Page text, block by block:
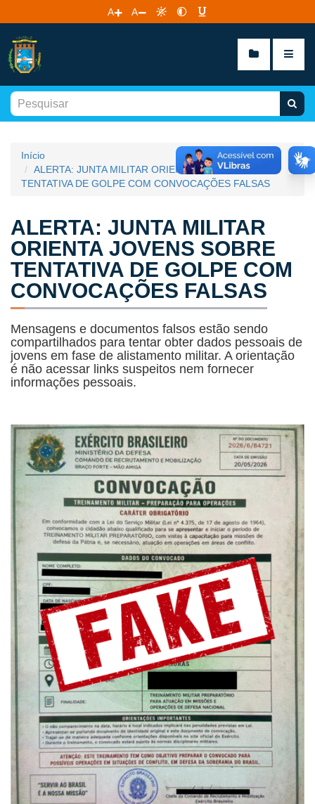
A A
Início
ALERTA: JUNTA MILITAR ORIENTA JOVENS SOBRE
TENTATIVA DE GOLPE COM CONVOCAÇÕES FALSAS
ALERTA: JUNTA MILITAR
ORIENTA JOVENS SOBRE
TENTATIVA DE GOLPE COM
CONVOCAÇÕES FALSAS
Mensagens e documentos falsos estão sendo
compartilhados para tentar obter dados pessoais de
jovens em fase de alistamento militar. A orientação
é não acessar links suspeitos nem fornecer
informações pessoais.